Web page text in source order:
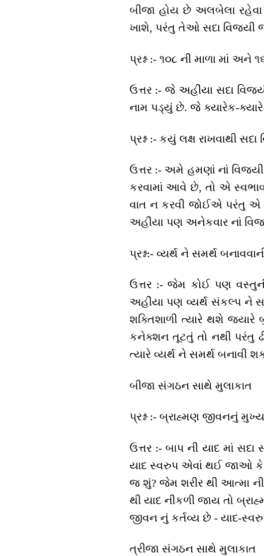
બીજા હોય છે અલબેલા રહેવા
ખાશે, પરંતુ તેઓ સદા વિજયી
પ્રશ્ન :- ૧૦૮ ની માળા માં અને
ઉત્તર :- જે અહીંયા સદા
નામ પડ્યું છે. જે ક્યારેક-
પ્રશ્ન :- કયું લક્ષ રાખવાથી
ઉત્તર :- અમે હમણાં નાં
કરવામાં આવે છે, તો એ
વાત ન કરવી જોઈએ પરંતુ એ
અહીંયા પણ અનેકવાર નાં
પ્રશ્ન:- વ્યર્થ ને સમર્થ
ઉત્તર :- જેમ કોઈ પણ
અહીંયા પણ વ્યર્થ સંકલ્પ ને
શક્તિશાળી ત્યારે થશે
કનેક્શન તૂટતું તો નથી
ત્યારે વ્યર્થ ને સમર્થ બનાવી
બીજા સંગઠન સાથે મુલાકાત
પ્રશ્ન :- બ્રાહ્મણ જીવનનું
ઉત્તર :- બાપ ની યાદ માં
યાદ સ્વરુપ એવાં થઈ જાઓ કે
જ શું? જેમ શરીર થી આત્મા
થી યાદ નીકળી જાય તો
જીવન નું કર્તવ્ય છે - યાદ-
ત્રીજા સંગઠન સાથે મુલાકાત